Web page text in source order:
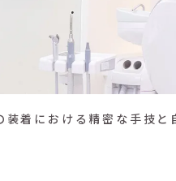
着における精密な手技と